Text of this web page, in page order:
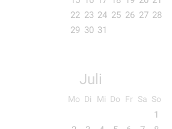
22 23 24 25 26 27 28
29 30 31
Juli
Mo Di Mi Do Fr Sa So
1